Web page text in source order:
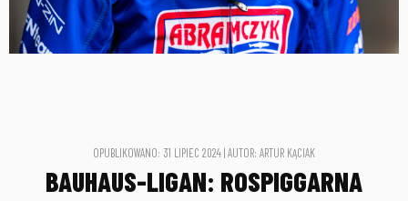
OPUBLIKOWANO: 31 LIPIEC 2024 | AUTOR: ARTUR KĄCIAK
BAUHAUS-LIGAN: ROSPIGGARNA